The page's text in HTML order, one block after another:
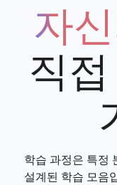
자
직
학습 과정은 특정
설계된 학습 모음